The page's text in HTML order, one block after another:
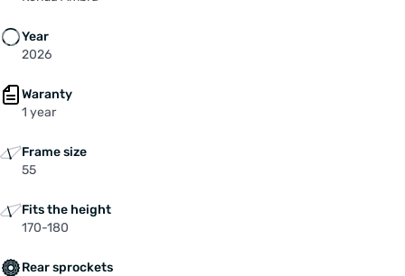
Year
2026
Waranty
1 year
Frame size
55
Fits the height
170-180
Rear sprockets